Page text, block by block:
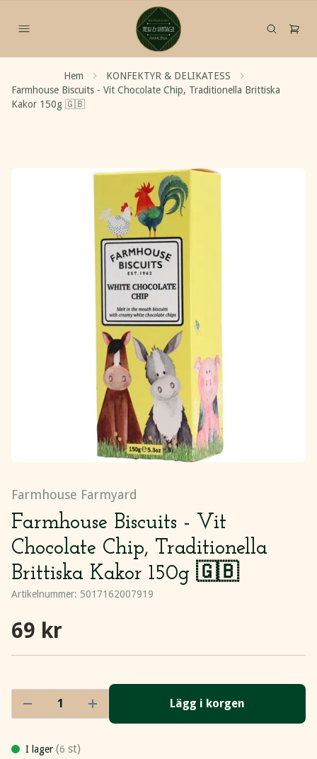
Hem
KONFEKTYR & DELIKATESS
Farmhouse Biscuits - Vit Chocolate Chip, Traditionella Brittiska
Kakor 150g 🇬🇧
Farmhouse Farmyard
Farmhouse Biscuits - Vit
Chocolate Chip, Traditionella
Brittiska Kakor 150g 🇬🇧
Artikelnummer: 5017162007919
69 kr
Lägg i korgen
I lager (6 st)